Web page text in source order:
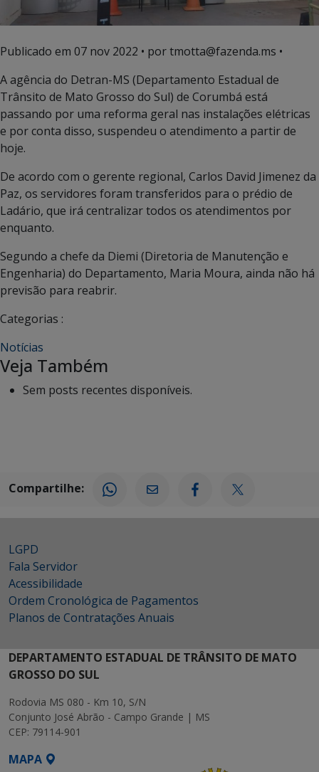
Publicado em 07 nov 2022 • por tmotta@fazenda.ms •
A agência do Detran-MS (Departamento Estadual de
Trânsito de Mato Grosso do Sul) de Corumbá está
passando por uma reforma geral nas instalações elétricas
e por conta disso, suspendeu o atendimento a partir de
hoje.
De acordo com o gerente regional, Carlos David Jimenez da
Paz, os servidores foram transferidos para o prédio de
Ladário, que irá centralizar todos os atendimentos por
enquanto.
Segundo a chefe da Diemi (Diretoria de Manutenção e
Engenharia) do Departamento, Maria Moura, ainda não há
previsão para reabrir.
Categorias :
Notícias
Veja Também
Sem posts recentes disponíveis.
Compartilhe:
LGPD
Fala Servidor
Acessibilidade
Ordem Cronológica de Pagamentos
Planos de Contratações Anuais
DEPARTAMENTO ESTADUAL DE TRÂNSITO DE MATO
GROSSO DO SUL
Rodovia MS 080 - Km 10, S/N
Conjunto José Abrão - Campo Grande | MS
CEP: 79114-901
MAPA